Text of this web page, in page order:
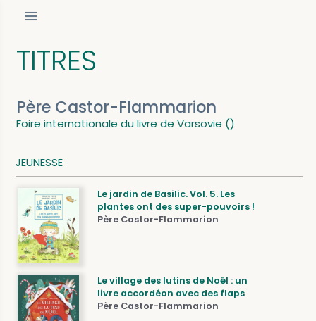
TITRES
Père Castor-Flammarion
Foire internationale du livre de Varsovie ()
JEUNESSE
Le jardin de Basilic. Vol. 5. Les
plantes ont des super-pouvoirs !
Père Castor-Flammarion
Le village des lutins de Noël : un
livre accordéon avec des flaps
Père Castor-Flammarion